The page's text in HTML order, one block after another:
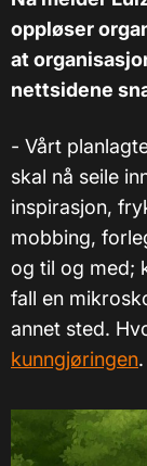
oppløser
at
nettsidene
- Vårt
skal nå seile
inspirasjon,
mobbing,
og til og med;
fall en
annet sted.
kunngjøringen.